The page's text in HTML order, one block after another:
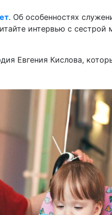
. Об особенностях
интервью с сестрой
Евгения Кислова,